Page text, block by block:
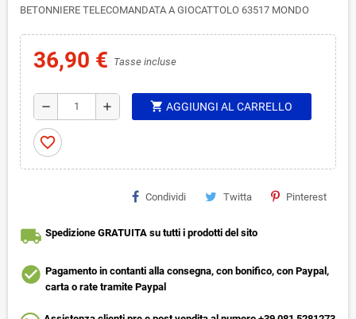
BETONNIERE TELECOMANDATA A GIOCATTOLO 63517 MONDO
36,90 € Tasse incluse
remove add shopping_cart AGGIUNGI AL CARRELLO
favorite_border
Condividi Twitta Pinterest
local_shipping Spedizione GRATUITA su tutti i prodotti del sito
check_circle Pagamento in contanti alla consegna, con bonifico, con Paypal,
carta o rate tramite Paypal